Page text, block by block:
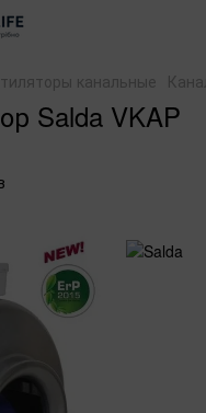
канальные
Salda VKAP